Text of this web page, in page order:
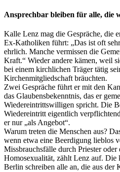
Ansprechbar bleiben für alle, die
Kalle Lenz mag die Gespräche, die
Ex-Katholiken führt: „Das ist oft
ehrlich. Manche vermissen die
Kraft.“ Wieder andere kämen, weil
bei einem kirchlichen Träger tätig
Kirchenmitgliedschaft bräuchten.
Zwei Gespräche führt er mit den
das Glaubensbekenntnis, das er
Wiedereintrittswilligen spricht. Die
Wiedereintritt eigentlich
er nur „als Angebot“.
Warum treten die Menschen aus?
wenn etwa eine Beerdigung lieblos
Missbrauchsfälle durch Priester
Homosexualität, zählt Lenz auf. Die
Berlin schreiben alle an, die aus der